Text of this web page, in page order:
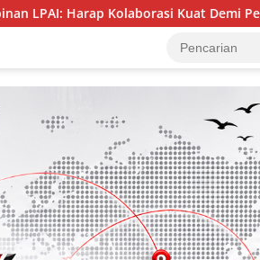
Kuat Demi Perlindungan Anak